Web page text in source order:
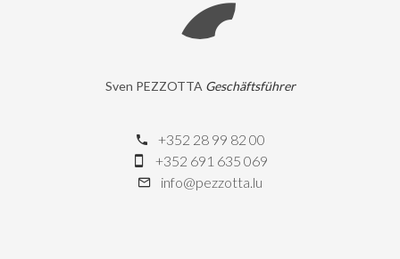
Sven PEZZOTTA Geschäftsführer
+352 28 99 82 00
+352 691 635 069
info@pezzotta.lu